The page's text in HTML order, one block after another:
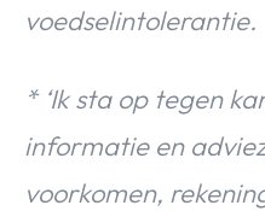
voedselintolerantie.
* ‘Ik sta op tegen
informatie en
voorkomen,